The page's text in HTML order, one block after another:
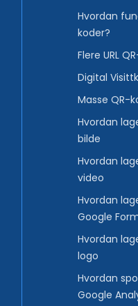
Hvordan
koder?
Flere URL
Digital
Masse QR-
Hvordan
bilde
Hvordan
video
Hvordan
Google
Hvordan
logo
Hvordan
Google